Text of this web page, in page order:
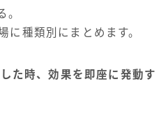
。
に種類別にまとめます。
た時、効果を即座に発動す